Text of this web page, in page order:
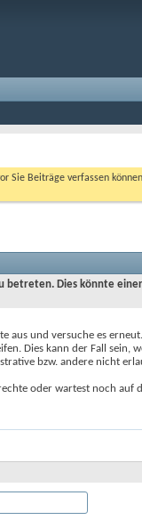
Sie Beiträge verfassen
betreten. Dies könnte
aus und versuche es erneut.
Dies kann der Fall sein,
bzw. andere nicht
oder wartest noch auf